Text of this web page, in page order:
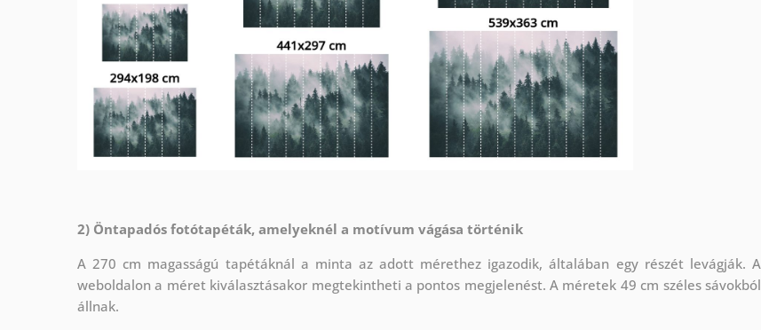
2) Öntapadós fotótapéták, amelyeknél a motívum vágása történik
A 270 cm magasságú tapétáknál a minta az adott mérethez igazodik, általában egy részét levágják. A
weboldalon a méret kiválasztásakor megtekintheti a pontos megjelenést. A méretek 49 cm széles sávokból
állnak.